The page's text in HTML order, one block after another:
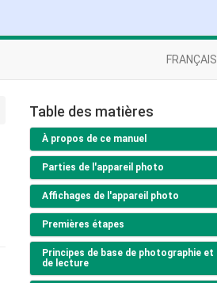
FRANÇAIS
Table des matières
À propos de ce manuel
Parties de l'appareil photo
Affichages de l'appareil photo
Premières étapes
Principes de base de photographie et
de lecture